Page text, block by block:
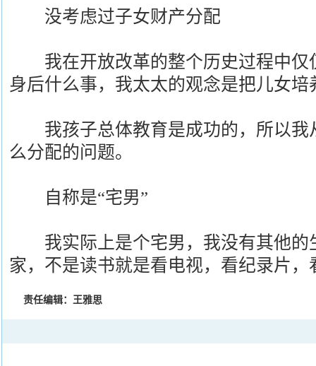
没考虑过子女财产分配
我在开放改革的整个历史过程中仅
身后什么事，我太太的观念是把儿女
我孩子总体教育是成功的，所以我
么分配的问题。
自称是“宅男”
我实际上是个宅男，我没有其他的
家，不是读书就是看电视，看纪录片，
责任编辑：王雅思